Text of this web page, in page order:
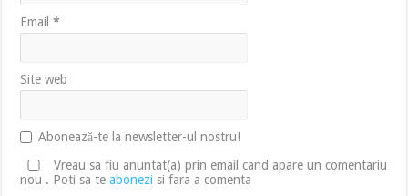
Email*
Site web
Abonează-te la newsletter-ul nostru!
Vreau sa fiu anuntat(a) prin email cand apare un comentariu
nou . Poti sa teabonezi si fara a comenta